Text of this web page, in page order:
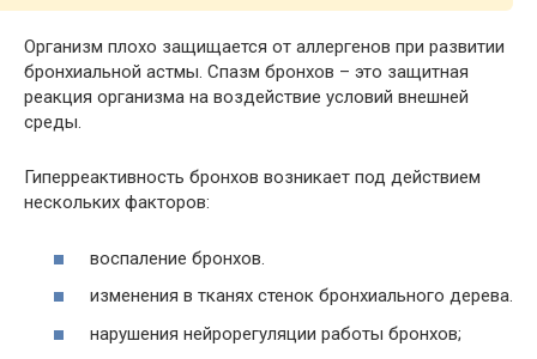
Организм плохо защищается от аллергенов при развитии
бронхиальной астмы. Спазм бронхов – это защитная
реакция организма на воздействие условий внешней
среды.
Гиперреактивность бронхов возникает под действием
нескольких факторов:
воспаление бронхов.
изменения в тканях стенок бронхиального дерева.
нарушения нейрорегуляции работы бронхов;